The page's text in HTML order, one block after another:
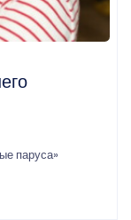
паруса»